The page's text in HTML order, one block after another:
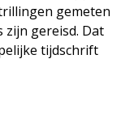
gemeten
zijn gereisd. Dat
tijdschrift